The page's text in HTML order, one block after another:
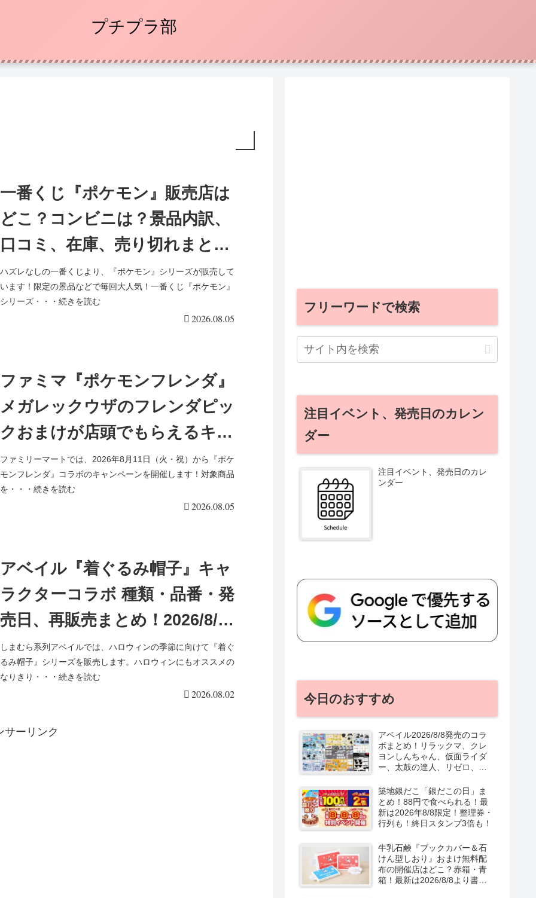
プチプラ部
一番くじ『ポケモン』販売店は
どこ？コンビニは？景品内訳、
口コミ、在庫、売り切れまと
め！最新はポケモンマスターズ
EX 7周年が2026/8/29より新発
ハズレなしの一番くじより、『ポケモン』シリーズが販売して
います！限定の景品などで毎回大人気！一番くじ『ポケモン』
シリーズ・・・続きを読む
2026.08.05
ファミマ『ポケモンフレンダ』
メガレックウザのフレンダピッ
クおまけが店頭でもらえるキャ
ンペーンが2026/8/11より開催！
対象商品はファミマルスイー
ファミリーマートでは、2026年8月11日（火・祝）から『ポケ
モンフレンダ』コラボのキャンペーンを開催します！対象商品
を・・・続きを読む
2026.08.05
アベイル『着ぐるみ帽子』キャ
ラクターコラボ 種類・品番・発
売日、再販売まとめ！2026/8/3
よりハロウィン準備フェアで新
発売！
しまむら系列アベイルでは、ハロウィンの季節に向けて『着ぐ
るみ帽子』シリーズを販売します。ハロウィンにもオススメの
なりきり・・・続きを読む
2026.08.02
サーリンク
フリーワードで検索
注目イベント、発売日のカレン
ダー
注目イベント、発売日のカレ
ンダー
今日のおすすめ
アベイル2026/8/8発売のコラ
ボまとめ！リラックマ、クレ
ヨンしんちゃん、仮面ライダ
ー、太鼓の達人、リゼロ、テ
口コミ、入荷数、行列、売り
切れ、整理券は？
築地銀だこ「銀だこの日」ま
とめ！88円で食べられる！最
新は2026年8/8限定！整理券・
行列も！終日スタンプ3倍も！
牛乳石鹸『ブックカバー＆石
けん型しおり』おまけ無料配
布の開催店はどこ？赤箱・青
箱！最新は2026/8/8より書店